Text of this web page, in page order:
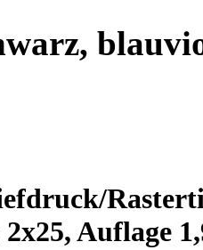
Auflage